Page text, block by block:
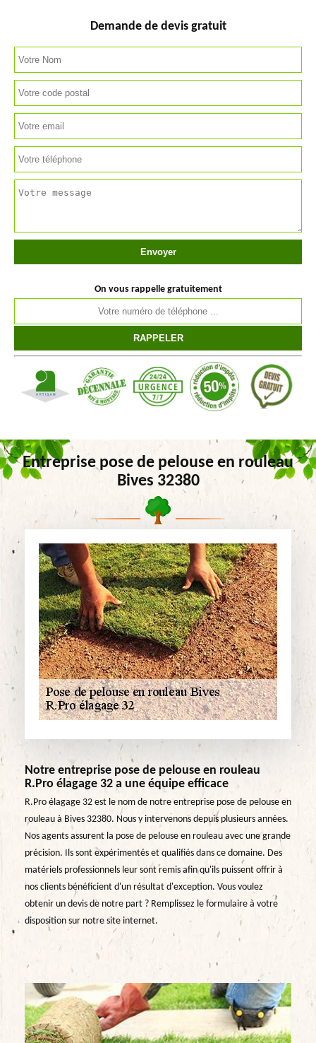
Demande de devis gratuit
On vous rappelle gratuitement
Entreprise pose de pelouse en rouleau
Bives 32380
Notre entreprise pose de pelouse en rouleau
R.Pro élagage 32 a une équipe efficace
R.Pro élagage 32 est le nom de notre entreprise pose de pelouse en
rouleau à Bives 32380. Nous y intervenons depuis plusieurs années.
Nos agents assurent la pose de pelouse en rouleau avec une grande
précision. Ils sont expérimentés et qualifiés dans ce domaine. Des
matériels professionnels leur sont remis afin qu'ils puissent offrir à
nos clients bénéficient d'un résultat d'exception. Vous voulez
obtenir un devis de notre part ? Remplissez le formulaire à votre
disposition sur notre site internet.